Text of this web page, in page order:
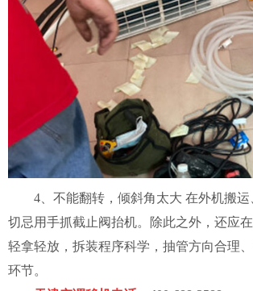
4、不能翻转，倾斜角太大 在外机搬运
切忌用手抓截止阀抬机。除此之外，还应
轻拿轻放，拆装程序科学，抽管方向合理
环节。